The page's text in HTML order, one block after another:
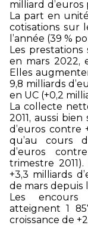
milliard
La part en
cotisations sur
l’année (39 %
Les prestations
en mars 2022,
Elles
9,8 milliards
en UC (+0,2
La collecte
2011, aussi
d’euros contre
qu’au cours
d’euros
trimestre
+3,3 milliards
de mars depuis
Les encours
atteignent 1
croissance de